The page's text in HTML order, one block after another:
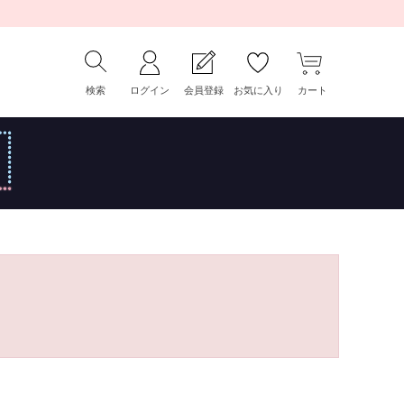
検索 ログイン 会員登録 お気に入り カート